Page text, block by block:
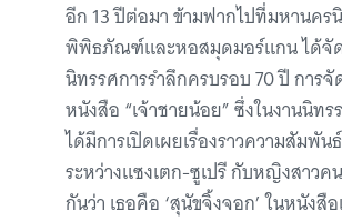
อีก 13 ปีต่อมา ข้ามฟากไปที่มหานคร
พิพิธภัณฑ์และหอสมุดมอร์แกน ได้จั
นิทรรศการรำลึกครบรอบ 70 ปี การ
หนังสือ “เจ้าชายน้อย” ซึ่งในงานนิทร
ได้มีการเปิดเผยเรื่องราวความสัมพั
ระหว่างแซงเตก-ซูเปรี กับหญิงสาวค
กันว่า เธอคือ ‘สุนัขจิ้งจอก’ ในหนังสื